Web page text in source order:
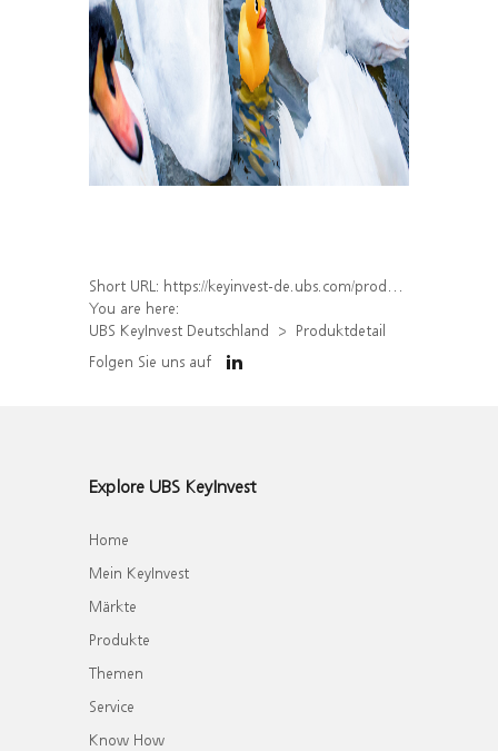
Short URL: https://keyinvest-de.ubs.com/produkt/detail/index/isin/DE000WA5YRE6
You are here:
UBS KeyInvest Deutschland
Produktdetail
Folgen Sie uns auf
Explore UBS KeyInvest
Home
Mein KeyInvest
Märkte
Produkte
Themen
Service
Know How